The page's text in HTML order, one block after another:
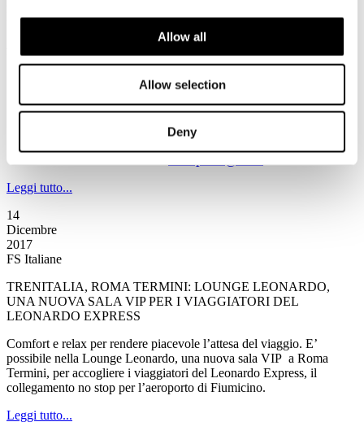
Allow all
Allow selection
Deny
FS Italiane
AMORE BINARIO: NUOVE STORIE SCELTE E RACCOLTE
DIRETTAMENTE IN STAZIONE
da Paolo Labati per la nuova stagione di Amore binario
durante le festività natalizie
prima tappa – oggi 15 dicembre – a Napoli Centrale
continua il viaggio di Caterpillar RaiRadio2 e FS Italiane
Leggi tutto...
14
Dicembre
2017
FS Italiane
TRENITALIA, ROMA TERMINI: LOUNGE LEONARDO,
UNA NUOVA SALA VIP PER I VIAGGIATORI DEL
LEONARDO EXPRESS
Comfort e relax per rendere piacevole l’attesa del viaggio. E’
possibile nella Lounge Leonardo, una nuova sala VIP a Roma
Termini, per accogliere i viaggiatori del Leonardo Express, il
collegamento no stop per l’aeroporto di Fiumicino.
Leggi tutto...